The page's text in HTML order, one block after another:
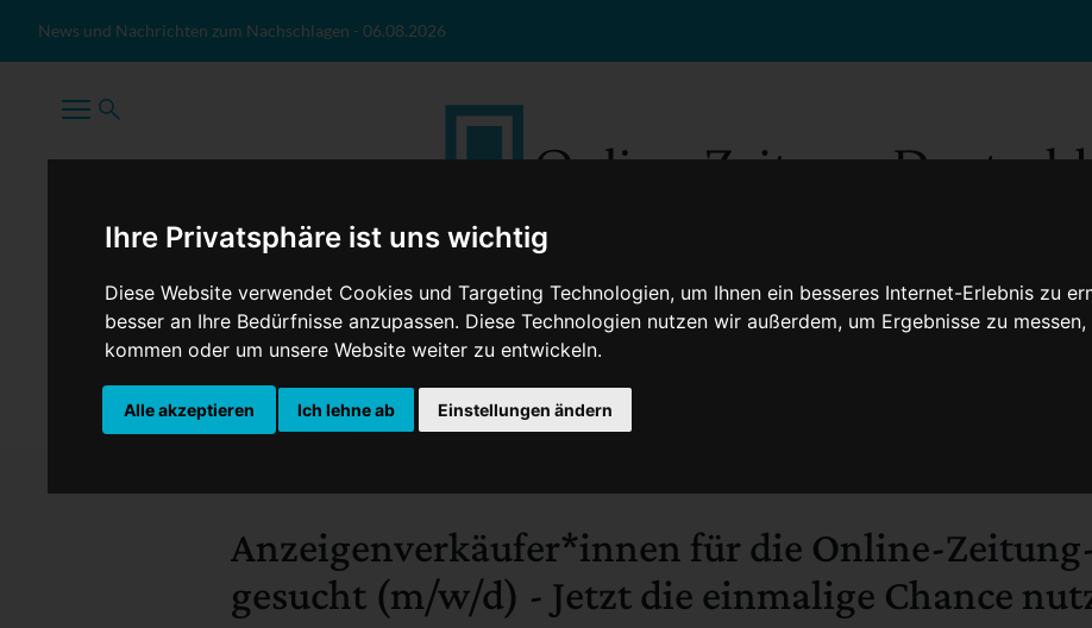
Ihre Privatsphäre ist uns wichtig
Diese Website verwendet Cookies und Targeting Technologien, um Ihnen ein besseres Internet-Erlebnis zu
besser an Ihre Bedürfnisse anzupassen. Diese Technologien nutzen wir außerdem, um Ergebnisse zu
kommen oder um unsere Website weiter zu entwickeln.
Alle akzeptieren Ich lehne ab Einstellungen ändern
News und Nachrichten zum Nachschlagen - 06.08.2026
TopNews Politik Sport Wirtschaft Firmennews Gesellschaft
Anzeigenverkäufer*innen für die Online-
gesucht (m/w/d) - Jetzt die einmalige Chance